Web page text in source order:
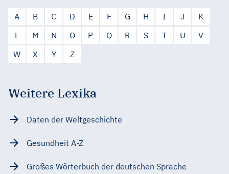
A B C D E F G H I J
K
L
M N O P Q R S T U
V
W
X Y Z
Weitere Lexika
Daten der Weltgeschichte
Gesundheit A-Z
Großes Wörterbuch der deutschen Sprache